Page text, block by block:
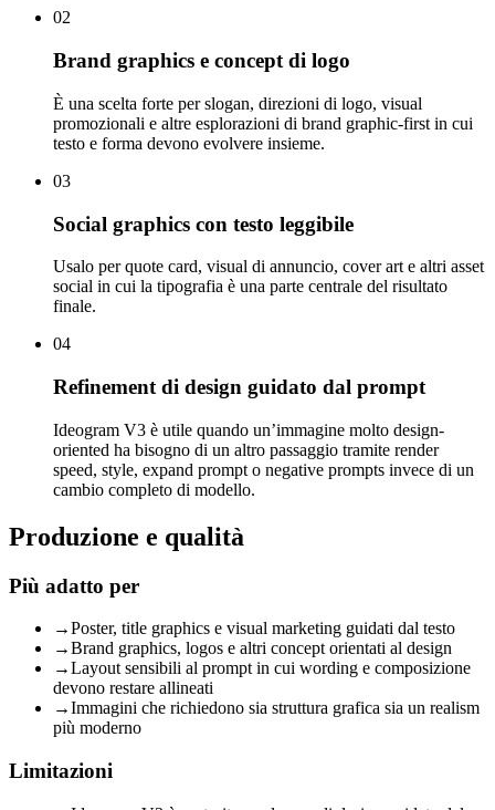
02
Brand graphics e concept di logo
È una scelta forte per slogan, direzioni di logo, visual
promozionali e altre esplorazioni di brand graphic-first in cui
testo e forma devono evolvere insieme.
03
Social graphics con testo leggibile
Usalo per quote card, visual di annuncio, cover art e altri asset
social in cui la tipografia è una parte centrale del risultato
finale.
04
Refinement di design guidato dal prompt
Ideogram V3 è utile quando un’immagine molto design-
oriented ha bisogno di un altro passaggio tramite render
speed, style, expand prompt o negative prompts invece di un
cambio completo di modello.
Produzione e qualità
Più adatto per
→Poster, title graphics e visual marketing guidati dal testo
→Brand graphics, logos e altri concept orientati al design
→Layout sensibili al prompt in cui wording e composizione
devono restare allineati
→Immagini che richiedono sia struttura grafica sia un realism
più moderno
Limitazioni